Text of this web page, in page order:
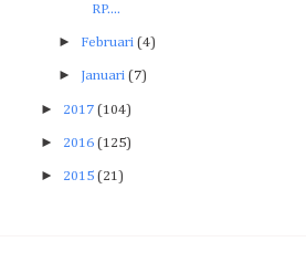
RP....
► Februari (4)
► Januari (7)
► 2017 (104)
► 2016 (125)
► 2015 (21)